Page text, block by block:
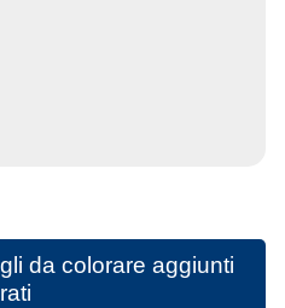
da colorare aggiunti